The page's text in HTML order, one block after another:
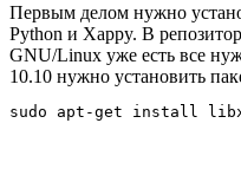
Первым делом нужно
Python и Xappy. В
GNU/Linux уже есть все
10.10 нужно установить
sudo apt-get install